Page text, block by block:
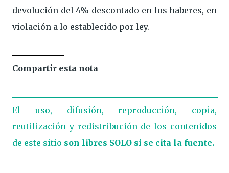
devolución del 4% descontado en los haberes, en
violación a lo establecido por ley.
Compartir esta nota
El uso, difusión, reproducción, copia,
reutilización y redistribución de los contenidos
de este sitio son libres SOLO si se cita la fuente.